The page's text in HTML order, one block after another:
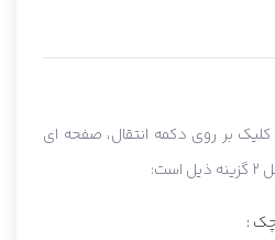
کلیک بر روی دکمه انتقال، صفحه ای
چک :